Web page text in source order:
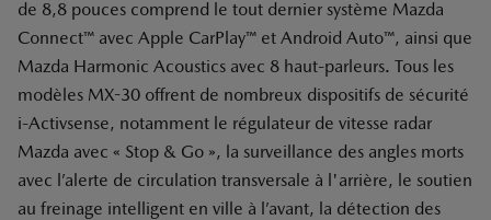
de 8,8 pouces comprend le tout dernier système Mazda
Connect™ avec Apple CarPlay™ et Android Auto™, ainsi que
Mazda Harmonic Acoustics avec 8 haut-parleurs. Tous les
modèles MX-30 offrent de nombreux dispositifs de sécurité
i-Activsense, notamment le régulateur de vitesse radar
Mazda avec « Stop & Go », la surveillance des angles morts
avec l’alerte de circulation transversale à l'arrière, le soutien
au freinage intelligent en ville à l’avant, la détection des